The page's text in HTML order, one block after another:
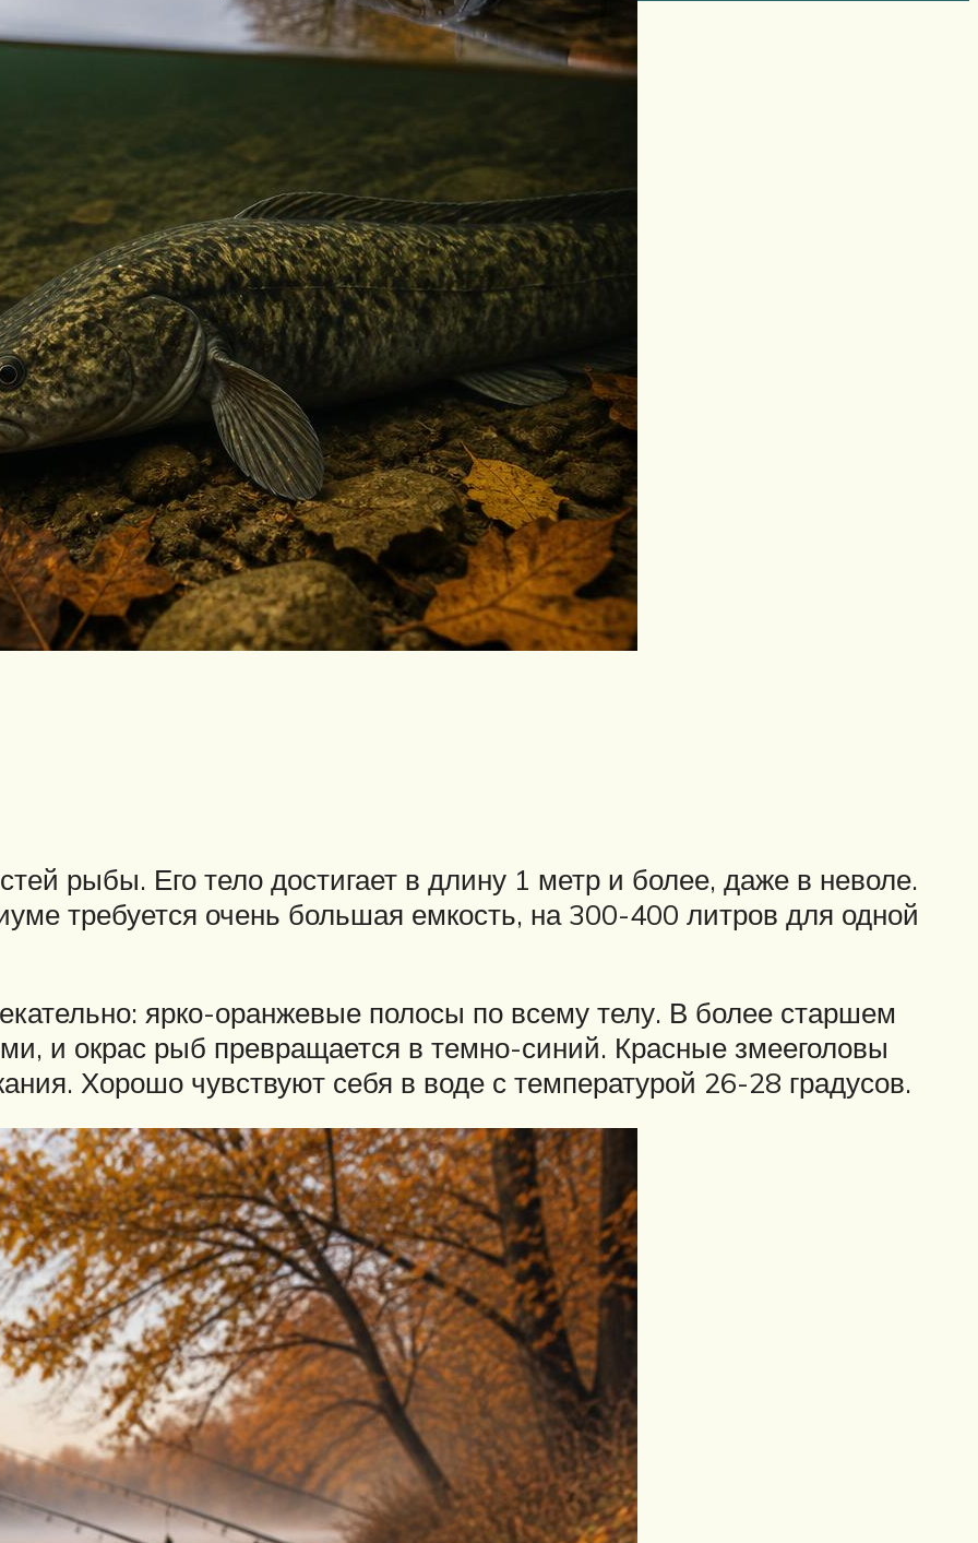
рыбы. Его тело достигает в длину 1 метр и более, даже в неволе.
требуется очень большая емкость, на 300-400 литров для одной
ярко-оранжевые полосы по всему телу. В более старшем
и окрас рыб превращается в темно-синий. Красные змееголовы
Хорошо чувствуют себя в воде с температурой 26-28 градусов.